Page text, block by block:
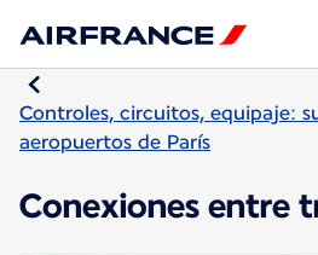
Controles, circuitos, equipaje:
aeropuertos de París
Conexiones entre